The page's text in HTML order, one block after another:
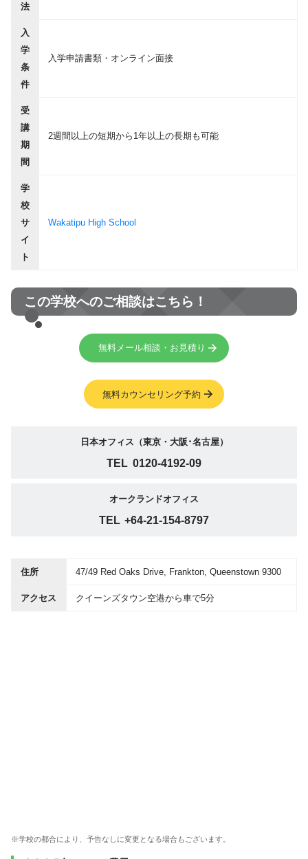
法
入
学
条
件
入学申請書類・オンライン面接
受
講
期
間
2週間以上の短期から1年以上の長期も可能
学
校
サ
イ
ト
Wakatipu High School
この学校へのご相談はこちら！
無料メール相談・お見積り
無料カウンセリング予約
日本オフィス（東京・大阪･名古屋）
TEL 0120-4192-09
オークランドオフィス
TEL +64-21-154-8797
住所 47/49 Red Oaks Drive, Frankton, Queenstown 9300
アクセス クイーンズタウン空港から車で5分
※学校の都合により、予告なしに変更となる場合もございます。